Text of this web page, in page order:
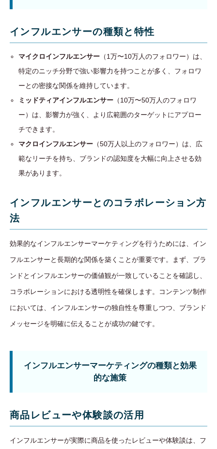
インフルエンサーの種類と特性
マイクロインフルエンサー （1万〜10万人のフォロワー）は、
特定のニッチ分野で強い影響力を持つことが多く、フォロワ
ーとの密接な関係を維持しています。
ミッドティアインフルエンサー （10万〜50万人のフォロワ
ー）は、影響力が強く、より広範囲のターゲットにアプロー
チできます。
マクロインフルエンサー （50万人以上のフォロワー）は、広
範なリーチを持ち、ブランドの認知度を大幅に向上させる効
果があります。
インフルエンサーとのコラボレーション方
法
効果的なインフルエンサーマーケティングを行うためには、イン
フルエンサーと長期的な関係を築くことが重要です。まず、ブラ
ンドとインフルエンサーの価値観が一致していることを確認し、
コラボレーションにおける透明性を確保します。コンテンツ制作
においては、インフルエンサーの独自性を尊重しつつ、ブランド
メッセージを明確に伝えることが成功の鍵です。
インフルエンサーマーケティングの種類と効果
的な施策
商品レビューや体験談の活用
インフルエンサーが実際に商品を使ったレビューや体験談は、フ